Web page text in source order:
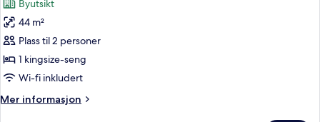
bildene
av
Studio
–
premier
Byutsikt
44 m²
Plass til 2 personer
1 kingsize-seng
Wi-fi inkludert
Mer informasjon
Mer